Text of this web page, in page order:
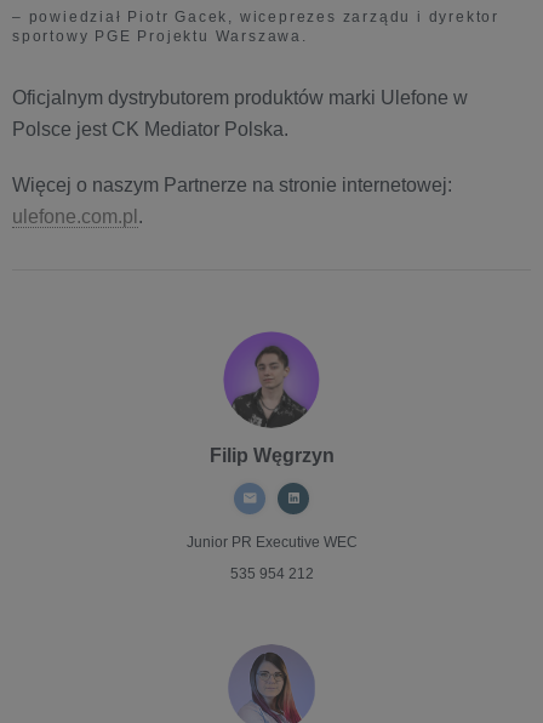
– powiedział Piotr Gacek, wiceprezes zarządu i dyrektor
sportowy PGE Projektu Warszawa.
Oficjalnym dystrybutorem produktów marki Ulefone w
Polsce jest CK Mediator Polska.
Więcej o naszym Partnerze na stronie internetowej:
ulefone.com.pl .
Filip Węgrzyn
Junior PR Executive WEC
535 954 212